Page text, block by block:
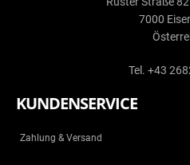
7000
Tel. +43
KUNDENSERVICE
Zahlung & Versand